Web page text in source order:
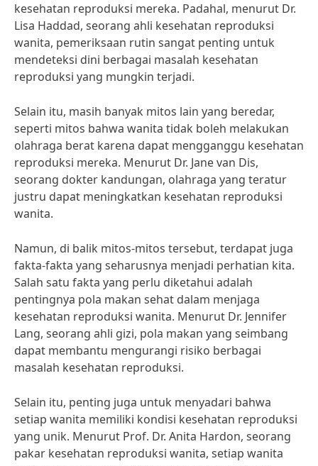
kesehatan reproduksi mereka. Padahal, menurut Dr.
Lisa Haddad, seorang ahli kesehatan reproduksi
wanita, pemeriksaan rutin sangat penting untuk
mendeteksi dini berbagai masalah kesehatan
reproduksi yang mungkin terjadi.
Selain itu, masih banyak mitos lain yang beredar,
seperti mitos bahwa wanita tidak boleh melakukan
olahraga berat karena dapat mengganggu kesehatan
reproduksi mereka. Menurut Dr. Jane van Dis,
seorang dokter kandungan, olahraga yang teratur
justru dapat meningkatkan kesehatan reproduksi
wanita.
Namun, di balik mitos-mitos tersebut, terdapat juga
fakta-fakta yang seharusnya menjadi perhatian kita.
Salah satu fakta yang perlu diketahui adalah
pentingnya pola makan sehat dalam menjaga
kesehatan reproduksi wanita. Menurut Dr. Jennifer
Lang, seorang ahli gizi, pola makan yang seimbang
dapat membantu mengurangi risiko berbagai
masalah kesehatan reproduksi.
Selain itu, penting juga untuk menyadari bahwa
setiap wanita memiliki kondisi kesehatan reproduksi
yang unik. Menurut Prof. Dr. Anita Hardon, seorang
pakar kesehatan reproduksi wanita, setiap wanita